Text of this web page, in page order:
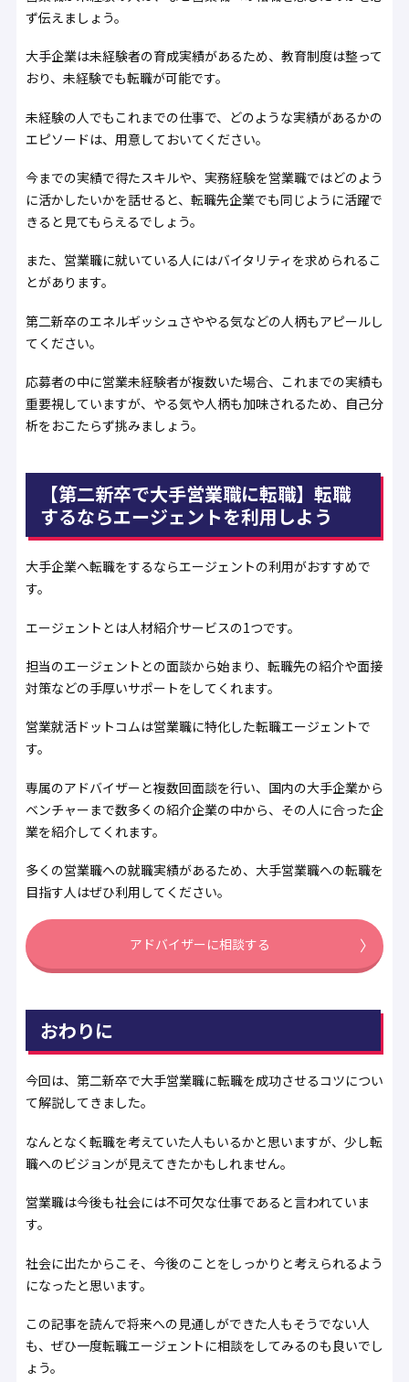
ず伝えましょう。
大手企業は未経験者の育成実績があるため、教育制度は整って
おり、未経験でも転職が可能です。
未経験の人でもこれまでの仕事で、どのような実績があるかの
エピソードは、用意しておいてください。
今までの実績で得たスキルや、実務経験を営業職ではどのよう
に活かしたいかを話せると、転職先企業でも同じように活躍で
きると見てもらえるでしょう。
また、営業職に就いている人にはバイタリティを求められるこ
とがあります。
第二新卒のエネルギッシュさややる気などの人柄もアピールし
てください。
応募者の中に営業未経験者が複数いた場合、これまでの実績も
重要視していますが、やる気や人柄も加味されるため、自己分
析をおこたらず挑みましょう。
【第二新卒で大手営業職に転職】転職
するならエージェントを利用しよう
大手企業へ転職をするならエージェントの利用がおすすめで
す。
エージェントとは人材紹介サービスの1つです。
担当のエージェントとの面談から始まり、転職先の紹介や面接
対策などの手厚いサポートをしてくれます。
営業就活ドットコムは営業職に特化した転職エージェントで
す。
専属のアドバイザーと複数回面談を行い、国内の大手企業から
ベンチャーまで数多くの紹介企業の中から、その人に合った企
業を紹介してくれます。
多くの営業職への就職実績があるため、大手営業職への転職を
目指す人はぜひ利用してください。
アドバイザーに相談する
おわりに
今回は、第二新卒で大手営業職に転職を成功させるコツについ
て解説してきました。
なんとなく転職を考えていた人もいるかと思いますが、少し転
職へのビジョンが見えてきたかもしれません。
営業職は今後も社会には不可欠な仕事であると言われていま
す。
社会に出たからこそ、今後のことをしっかりと考えられるよう
になったと思います。
この記事を読んで将来への見通しができた人もそうでない人
も、ぜひ一度転職エージェントに相談をしてみるのも良いでし
ょう。